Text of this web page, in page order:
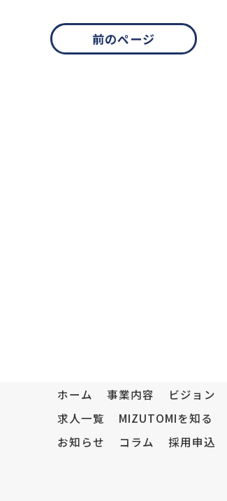
前のページ
ホーム 事業内容 ビジョン
求人一覧
MIZUTOMIを知る
お知らせ
コラム 採用申込